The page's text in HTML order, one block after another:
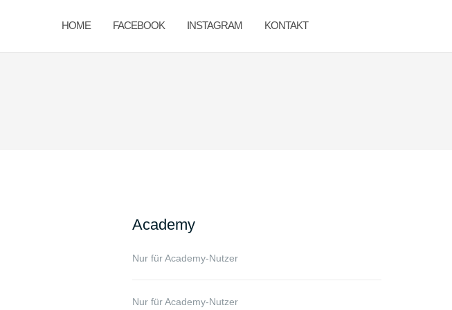
HOME FACEBOOK INSTAGRAM KONTAKT
Academy
Nur für Academy-Nutzer
Nur für Academy-Nutzer